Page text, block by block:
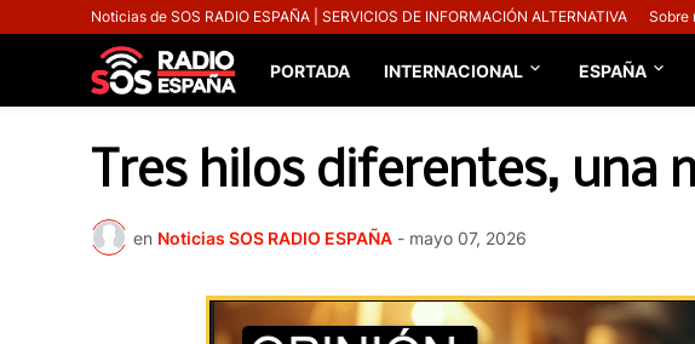
Noticias de SOS RADIO ESPAÑA | SERVICIOS DE INFORMACIÓN ALTERNATIVA Sobre
PORTADA INTERNACIONAL ESPAÑA
Tres hilos diferentes, una
en Noticias SOS RADIO ESPAÑA - mayo 07, 2026